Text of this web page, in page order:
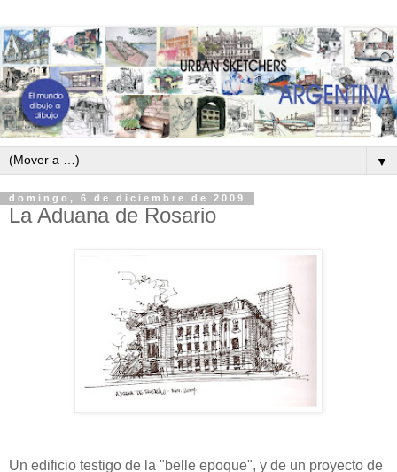
▼
domingo, 6 de diciembre de 2009
La Aduana de Rosario
Un edificio testigo de la "belle epoque", y de un proyecto de